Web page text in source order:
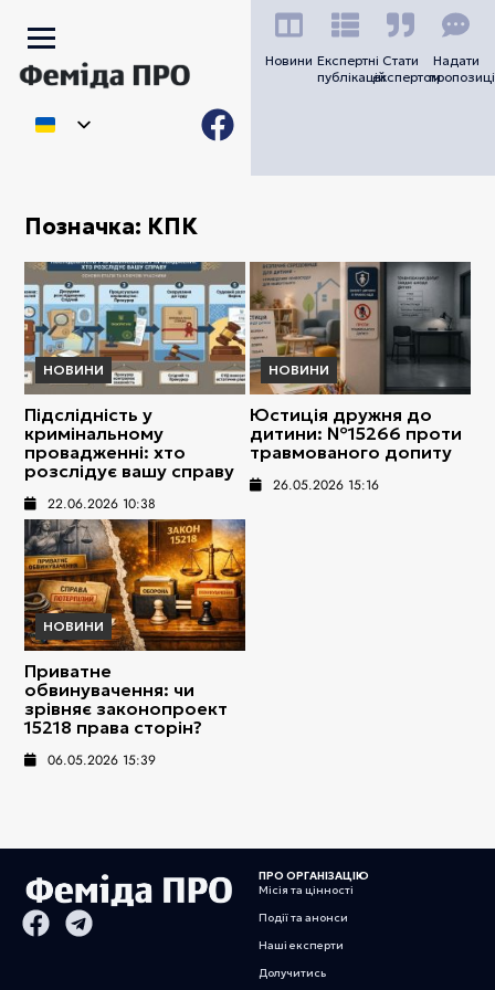
Новини Експертні
публікацій
Стати
експертом
Надати
Позначка: КПК
НОВИНИ
Підслідність у
кримінальному
провадженні: хто
розслідує вашу справу
22.06.2026 10:38
НОВИНИ
Юстиція дружня до
дитини: №15266 проти
травмованого допиту
26.05.2026 15:16
НОВИНИ
Приватне
обвинувачення: чи
зрівняє законопроект
15218 права сторін?
06.05.2026 15:39
ПРО ОРГАНІЗАЦІЮ
Місія та цінності
Події та анонси
Наші експерти
Долучитись